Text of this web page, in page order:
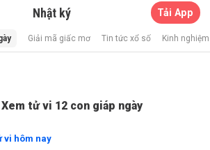
Nhật ký Tải App
Giải mã giấc mơ Tin tức xổ số Kinh
tử vi 12 con giáp ngày
vi hôm nay